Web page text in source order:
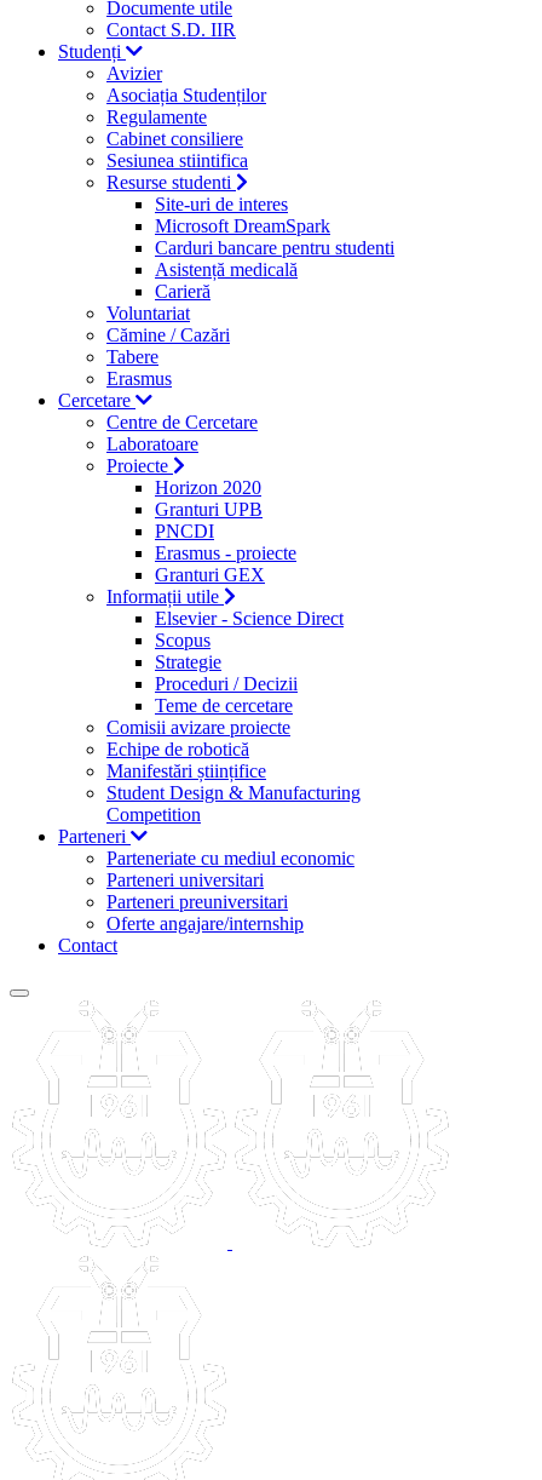
Documente utile
Contact S.D. IIR
Studenți
Avizier
Asociația Studenților
Regulamente
Cabinet consiliere
Sesiunea stiintifica
Resurse studenti
Site-uri de interes
Microsoft DreamSpark
Carduri bancare pentru studenti
Asistență medicală
Carieră
Voluntariat
Cămine / Cazări
Tabere
Erasmus
Cercetare
Centre de Cercetare
Laboratoare
Proiecte
Horizon 2020
Granturi UPB
PNCDI
Erasmus - proiecte
Granturi GEX
Informații utile
Elsevier - Science Direct
Scopus
Strategie
Proceduri / Decizii
Teme de cercetare
Comisii avizare proiecte
Echipe de robotică
Manifestări științifice
Student Design & Manufacturing
Competition
Parteneri
Parteneriate cu mediul economic
Parteneri universitari
Parteneri preuniversitari
Oferte angajare/internship
Contact